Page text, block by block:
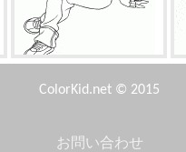
緩和されます
ColorKid.net © 2015
お問い合わせ